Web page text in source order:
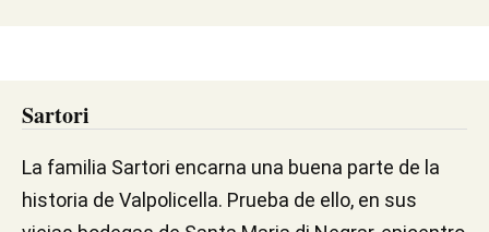
Sartori
La familia Sartori encarna una buena parte de la
historia de Valpolicella. Prueba de ello, en sus